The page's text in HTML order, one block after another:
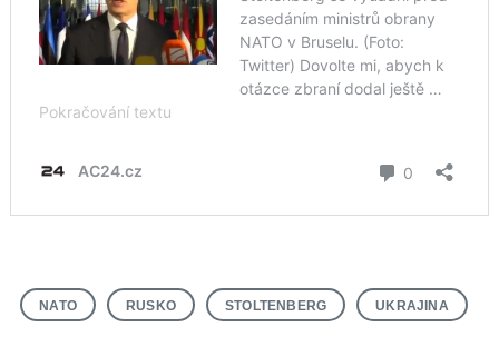
NATO RUSKO STOLTENBERG UKRAJINA